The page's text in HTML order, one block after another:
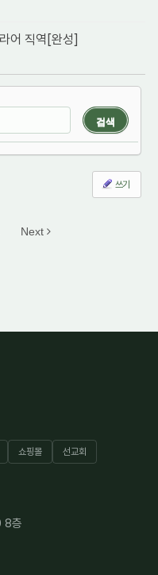
어 직역[완성]
검색
쓰기
Next
쇼핑몰 선교회
8층